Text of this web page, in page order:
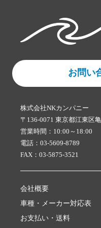
お問い
株式会社NKカンパニー
〒136-0071 東京都江東区
営業時間：10:00～18:00
電話：03-5609-8789
FAX：03-5875-3521
会社概要
車種・メーカー対応表
お支払い・送料